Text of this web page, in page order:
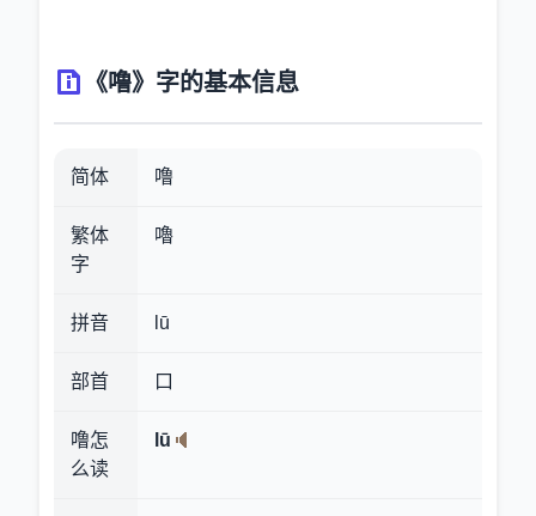
《噜》字的基本信息
简体 噜
繁体
字
嚕
拼音 lū
部首 口
噜怎
么读
lū